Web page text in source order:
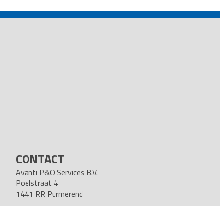
NAVIGATION
CONTACT
Avanti P&O Services B.V.
Poelstraat 4
1441 RR Purmerend